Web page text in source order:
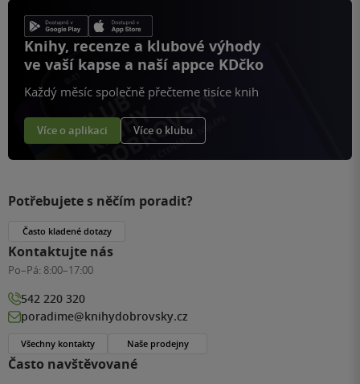
Knihy, recenze a klubové výhody
ve vaší kapse a naší appce KDčko
Každý měsíc společně přečteme tisíce knih
Více o aplikaci Více o klubu
Často navštěvované
Potřebujete s něčím poradit?
Často kladené dotazy
Kontaktujte nás
Po–Pá: 8:00–17:00
542 220 320
poradime@knihydobrovsky.cz
Všechny kontakty Naše prodejny